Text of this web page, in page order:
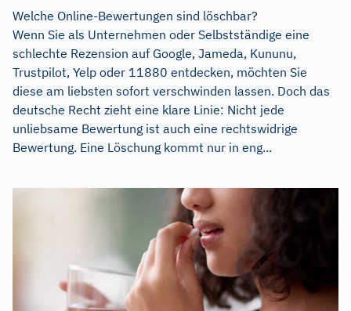
Welche Online-Bewertungen sind löschbar?
Wenn Sie als Unternehmen oder Selbstständige eine
schlechte Rezension auf Google, Jameda, Kununu,
Trustpilot, Yelp oder 11880 entdecken, möchten Sie
diese am liebsten sofort verschwinden lassen. Doch das
deutsche Recht zieht eine klare Linie: Nicht jede
unliebsame Bewertung ist auch eine rechtswidrige
Bewertung. Eine Löschung kommt nur in eng...